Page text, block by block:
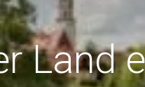
Land